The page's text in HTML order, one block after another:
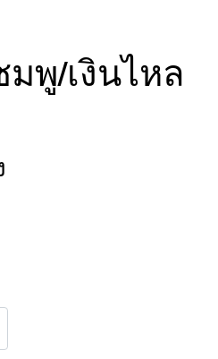
มพู/เงินไหล